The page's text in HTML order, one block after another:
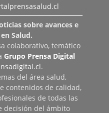
sobre avances e
Salud.
colaborativo, temático
Grupo Prensa Digital
.
del área salud,
contenidos de calidad,
de todas las
decisión del ámbito